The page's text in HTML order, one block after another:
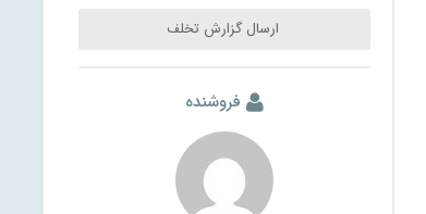
ارسال گزارش تخلف
فروشنده